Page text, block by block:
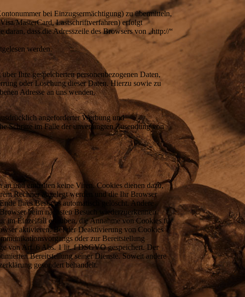
bei Einzugsermächtigung) zu übermitteln,
MasterCard, Lastschriftverfahren) erfolgt
dass die Adresszeile des Browsers von „http://“
werden.
Ihre gespeicherten personenbezogenen Daten,
oder Löschung dieser Daten. Hierzu sowie zu
Adresse an uns wenden.
angeforderter Werbung und
Schritte im Falle der unverlangten Zusendung von
an und enthalten keine Viren. Cookies dienen dazu,
Rechner abgelegt werden und die Ihr Browser
Ihres Besuchs automatisch gelöscht. Andere
beim nächsten Besuch wiederzuerkennen.
im Einzelfall erlauben, die Annahme von Cookies für
aktivieren. Bei der Deaktivierung von Cookies
oder zur Bereitstellung
von Art. 6 Abs. 1 lit. f DSGVO gespeichert. Der
Bereitstellung seiner Dienste. Soweit andere
gesondert behandelt.